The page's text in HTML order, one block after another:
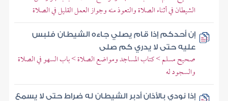
الشيطان في أثناء الصلاة والتعوذ منه وجواز العمل القليل في الصلاة
إن أحدكم إذا قام يصلي جاءه الشيطان فلبس
عليه حتى لا يدري كم صلى
صحيح مسلم > كتاب المساجد ومواضع الصلاة > باب السهو في الصلاة
والسجود له
إذا نودي بالأذان أدبر الشيطان له ضراط حتى لا يسمع